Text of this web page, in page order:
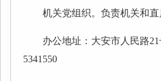
机关党组织。负责机关和直
办公地址：大安市人民路21
5341550